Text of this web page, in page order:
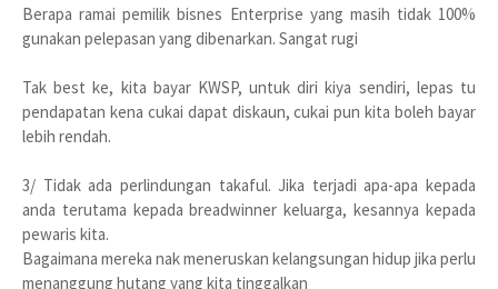
Berapa ramai pemilik bisnes Enterprise yang masih tidak 100%
gunakan pelepasan yang dibenarkan. Sangat rugi
Tak best ke, kita bayar KWSP, untuk diri kiya sendiri, lepas tu
pendapatan kena cukai dapat diskaun, cukai pun kita boleh bayar
lebih rendah.
3/ Tidak ada perlindungan takaful. Jika terjadi apa-apa kepada
anda terutama kepada breadwinner keluarga, kesannya kepada
pewaris kita.
Bagaimana mereka nak meneruskan kelangsungan hidup jika perlu
menanggung hutang yang kita tinggalkan